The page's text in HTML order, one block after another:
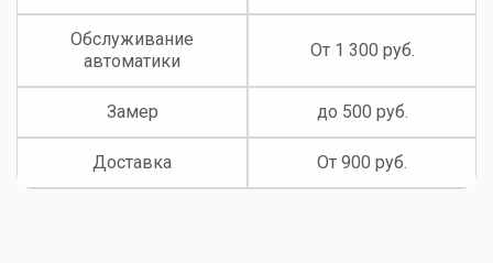
Обслуживание
автоматики
От 1 300 руб.
Замер до 500 руб.
Доставка От 900 руб.